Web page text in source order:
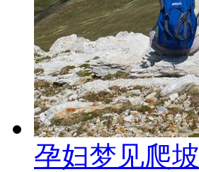
孕妇梦见爬坡